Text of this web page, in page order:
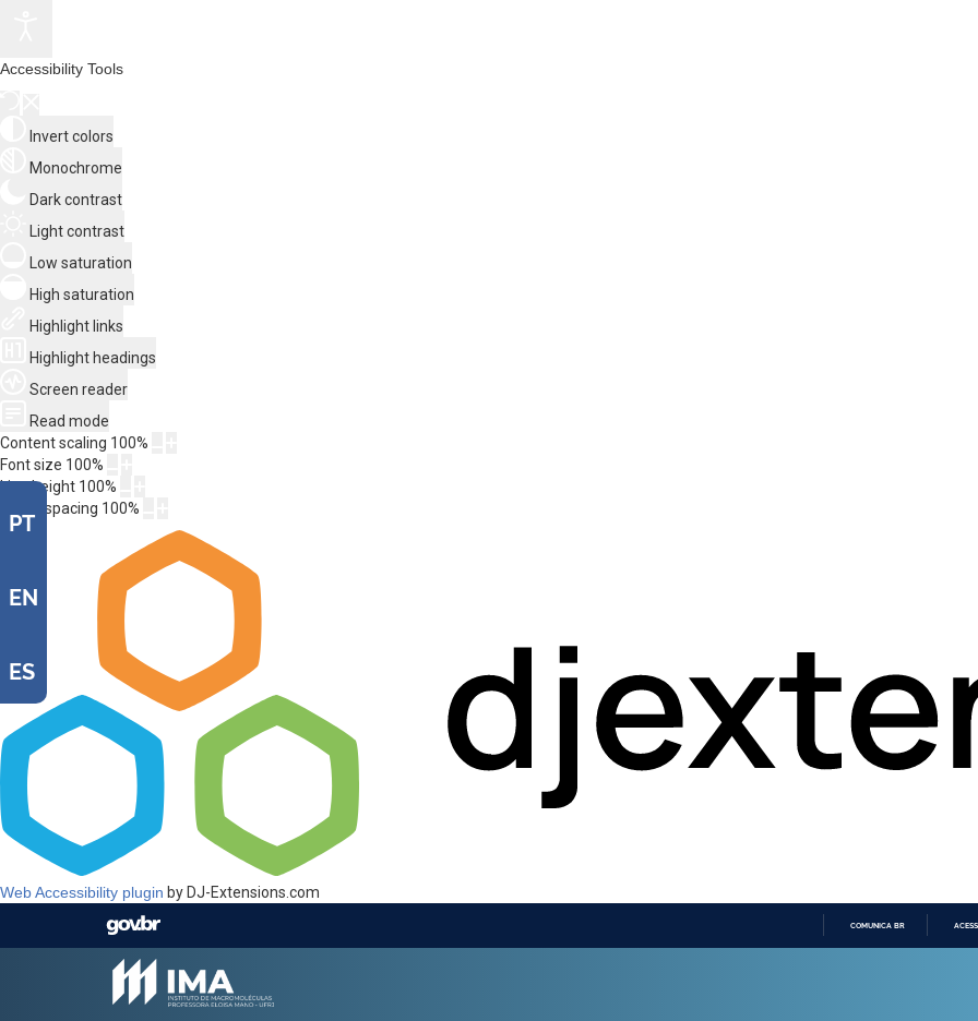
Accessibility Tools
Invert colors
Monochrome
Dark contrast
Light contrast
Low saturation
High saturation
Highlight links
Highlight headings
Screen reader
Read mode
Content scaling 100%
Font size 100%
Line height 100%
Letter spacing 100%
Web Accessibility plugin by DJ-Extensions.com
COMUNICA BR
PT
EN
ES